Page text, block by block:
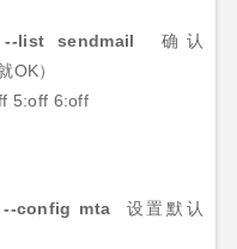
list sendmail
确认
OK）
5:off 6:off
config mta
设置默认